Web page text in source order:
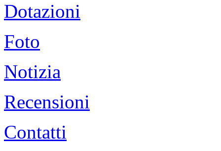
Dotazioni
Foto
Notizia
Recensioni
Contatti